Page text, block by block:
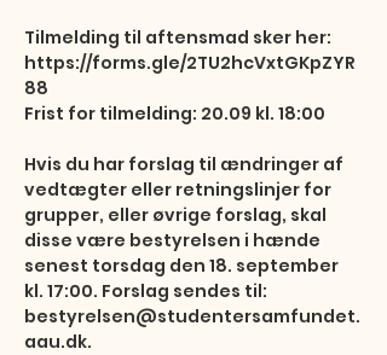
Tilmelding til aftensmad sker her:
https://forms.gle/2TU2hcVxtGKpZYR
88
Frist for tilmelding: 20.09 kl. 18:00
Hvis du har forslag til ændringer af
vedtægter eller retningslinjer for
grupper, eller øvrige forslag, skal
disse være bestyrelsen i hænde
senest torsdag den 18. september
kl. 17:00. Forslag sendes til:
bestyrelsen@studentersamfundet.
aau.dk.